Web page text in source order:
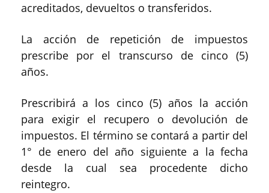
acreditados, devueltos o transferidos.
La acción de repetición de impuestos
prescribe por el transcurso de cinco (5)
años.
Prescribirá a los cinco (5) años la acción
para exigir el recupero o devolución de
impuestos. El término se contará a partir del
1° de enero del año siguiente a la fecha
desde la cual sea procedente dicho
reintegro.